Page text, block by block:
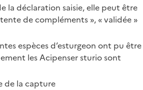
la déclaration saisie, elle peut être
de compléments », « validée »
espèces d’esturgeon ont pu être
les Acipenser sturio sont
de la capture